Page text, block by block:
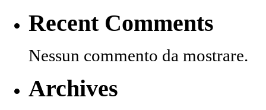
Recent Comments
Nessun commento da mostrare.
Archives